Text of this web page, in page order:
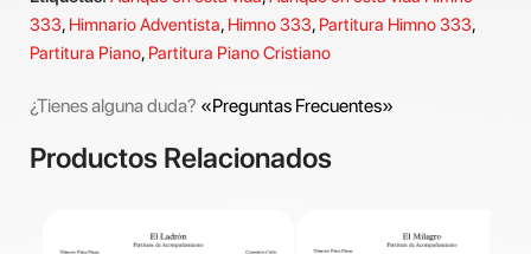
333, Himnario Adventista, Himno 333, Partitura Himno 333,
Partitura Piano, Partitura Piano Cristiano
¿Tienes alguna duda? «Preguntas Frecuentes»
Productos Relacionados